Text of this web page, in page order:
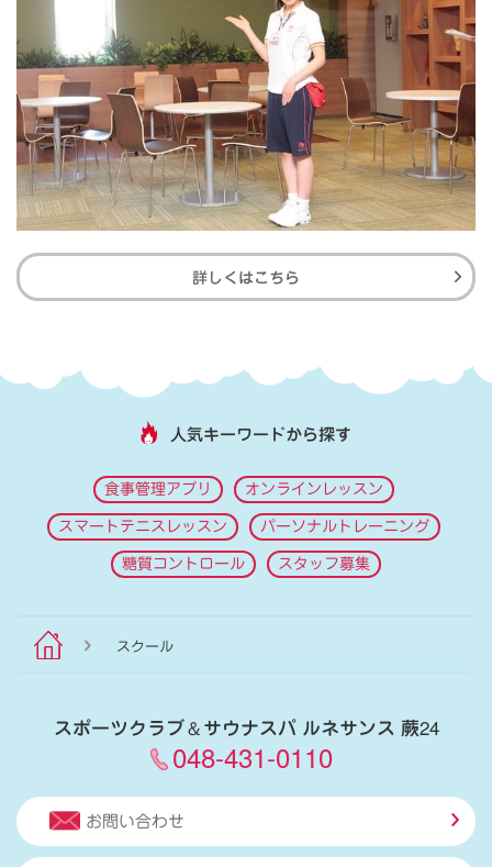
詳しくはこちら
人気キーワードから探す
食事管理アプリ オンラインレッスン
スマートテニスレッスン パーソナルトレーニング
糖質コントロール スタッフ募集
スクール
スポーツクラブ＆サウナスパ ルネサンス 蕨24
048-431-0110
お問い合わせ